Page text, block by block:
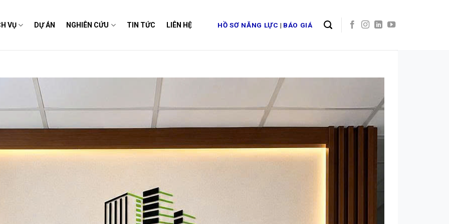
VỤ DỰ ÁN NGHIÊN CỨU TIN TỨC LIÊN HỆ HỒ SƠ NĂNG LỰC | BÁO GIÁ